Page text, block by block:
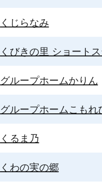
くじらなみ
くびきの里 ショート
グループホームかりん
グループホームこもれ
くるま乃
くわの実の郷